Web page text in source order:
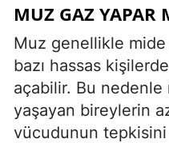
MUZ GAZ YAPAR
Muz genellikle
bazı hassas
açabilir. Bu nedenle
yaşayan bireylerin
vücudunun